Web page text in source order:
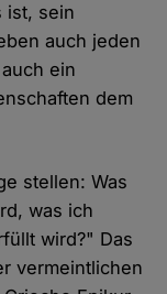
ist, sein
auch jeden
ein
dem
stellen: Was
was ich
wird?" Das
vermeintlichen